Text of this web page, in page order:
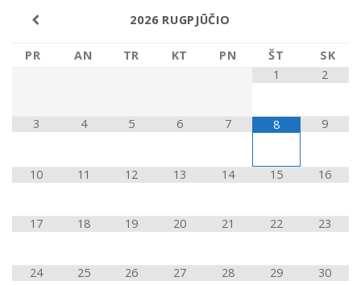
2026 RUGPJŪČIO
PR AN TR KT PN ŠT
SK
1
2
3 4 5 6 7 8 9
10 11 12 13 14 15 16
17 18 19 20 21 22 23
24 25 26 27 28 29 30